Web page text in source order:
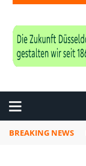
BREAKING NEWS